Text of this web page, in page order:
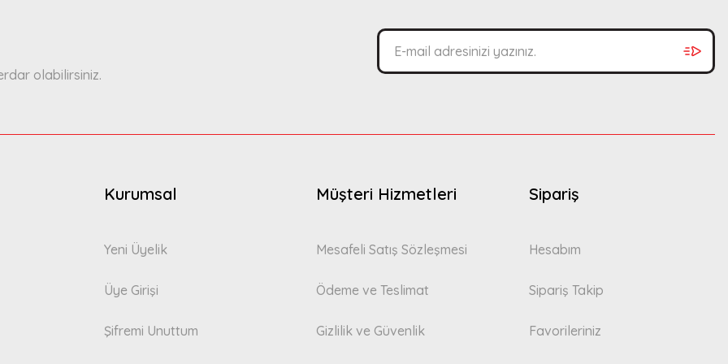
olabilirsiniz.
Kurumsal
Yeni Üyelik
Üye Girişi
Şifremi Unuttum
Müşteri Hizmetleri
Mesafeli Satış Sözleşmesi
Ödeme ve Teslimat
Gizlilik ve Güvenlik
Sipariş
Hesabım
Sipariş Takip
Favorileriniz